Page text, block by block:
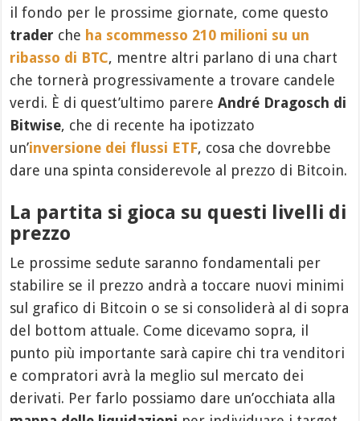
il fondo per le prossime giornate, come questo
trader che ha scommesso 210 milioni su un
ribasso di BTC, mentre altri parlano di una chart
che tornerà progressivamente a trovare candele
verdi. È di quest’ultimo parereAndré Dragosch di
Bitwise, che di recente ha ipotizzato
un’inversione dei flussi ETF, cosa che dovrebbe
dare una spinta considerevole al prezzo di Bitcoin.
La partita si gioca su questi livelli di
prezzo
Le prossime sedute saranno fondamentali per
stabilire se il prezzo andrà a toccare nuovi minimi
sul grafico di Bitcoin o se si consoliderà al di sopra
del bottom attuale. Come dicevamo sopra, il
punto più importante sarà capire chi tra venditori
e compratori avrà la meglio sul mercato dei
derivati. Per farlo possiamo dare un’occhiata alla